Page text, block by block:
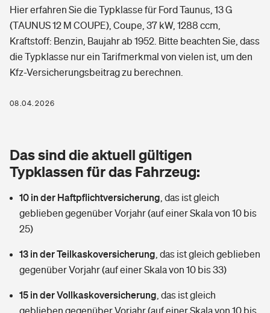
Grundfähigkeitsversicherung
Arbeitsrechtsschutz
Berufshaftpflichtversicherung
Zur Übersicht
Tools
Wer versichert was: Jetzt Versicherer finden
Sie haben Fragen?
Elementarversicherung
Glasversicherung
Mietkautionsversicherung
Restkreditversicherung
Freizeit
Pri­vate Haft­pflicht­
Kinderunfall­ver­si­che­rung
Kinderinvalidität
Hundehalter-Haftpflicht
Gesundheit
Private Krankenversicherung
Dread-Disease-Versicherung
Tierkrankenversicherung
Zur Übersicht
Tools
Wer versichert was: Jetzt Versicherer finden
Hier erfahren Sie die Typklasse für Ford Taunus, 13 G
(TAUNUS 12 M COUPE), Coupe, 37 kW, 1288 ccm,
Kraftstoff: Benzin, Baujahr ab 1952. Bitte beachten Sie, dass
die Typklasse nur ein Tarifmerkmal von vielen ist, um den
Kfz-Versicherungsbeitrag zu berechnen.
08.04.2026
Das sind die aktuell gültigen
Typklassen für das Fahrzeug:
10 in der Haftpflichtversicherung das ist gleich
geblieben gegenüber Vorjahr (auf einer Skala von 10 bis
25)
13 in der Teilkaskoversicherung das ist gleich geblieben
gegenüber Vorjahr (auf einer Skala von 10 bis 33)
15 in der Vollkaskoversicherung das ist gleich
geblieben gegenüber Vorjahr (auf einer Skala von 10 bis